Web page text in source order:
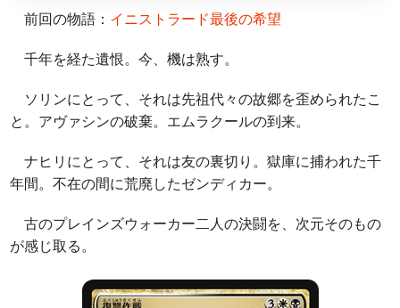
前回の物語： イニストラード最後の希望
千年を経た遺恨。今、機は熟す。
ソリンにとって、それは先祖代々の故郷を歪められたこ
と。アヴァシンの破棄。エムラクールの到来。
ナヒリにとって、それは友の裏切り。獄庫に捕われた千
年間。不在の間に荒廃したゼンディカー。
古のプレインズウォーカー二人の決闘を、次元そのもの
が感じ取る。